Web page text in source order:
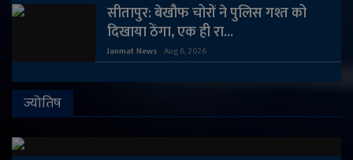
सीतापुर: बेखौफ चोरों ने पुलिस गश्त को
दिखाया ठेंगा, एक ही रा...
Janmat News Aug 6, 2026
ज्योतिष